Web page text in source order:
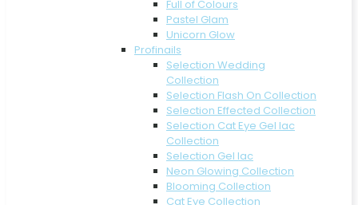
Full of Colours
Pastel Glam
Unicorn Glow
Profinails
Selection Wedding
Collection
Selection Flash On Collection
Selection Effected Collection
Selection Cat Eye Gel lac
Collection
Selection Gel lac
Neon Glowing Collection
Blooming Collection
Cat Eye Collection